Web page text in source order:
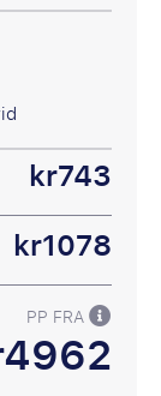
kr743
kr1078
PP FRA